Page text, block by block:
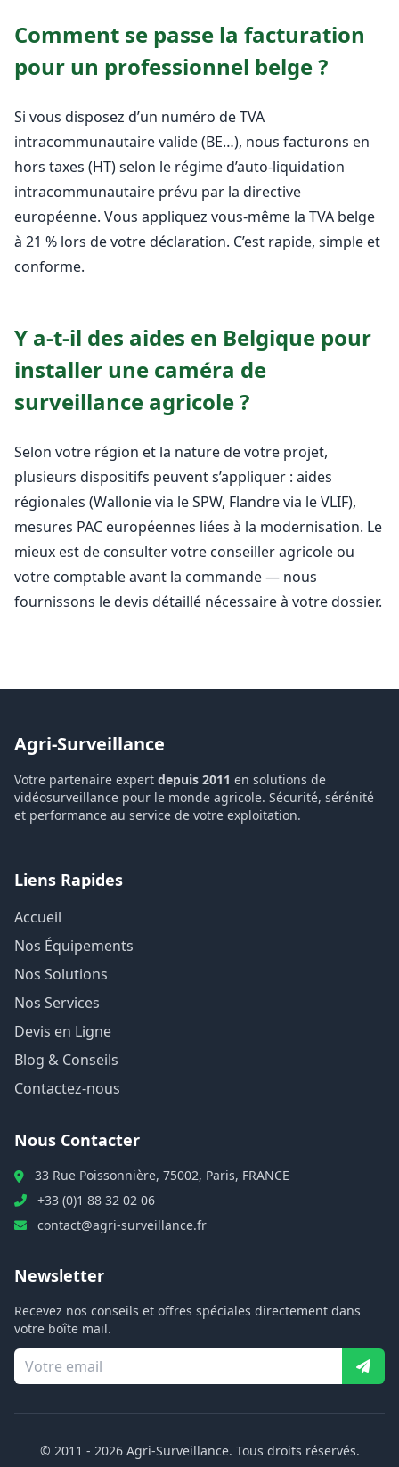
Comment se passe la facturation
pour un professionnel belge ?
Si vous disposez d’un numéro de TVA
intracommunautaire valide (BE…), nous facturons en
hors taxes (HT) selon le régime d’auto-liquidation
intracommunautaire prévu par la directive
européenne. Vous appliquez vous-même la TVA belge
à 21 % lors de votre déclaration. C’est rapide, simple et
conforme.
Y a-t-il des aides en Belgique pour
installer une caméra de
surveillance agricole ?
Selon votre région et la nature de votre projet,
plusieurs dispositifs peuvent s’appliquer : aides
régionales (Wallonie via le SPW, Flandre via le VLIF),
mesures PAC européennes liées à la modernisation. Le
mieux est de consulter votre conseiller agricole ou
votre comptable avant la commande — nous
fournissons le devis détaillé nécessaire à votre dossier.
Agri-Surveillance
Votre partenaire expert depuis 2011 en solutions de
vidéosurveillance pour le monde agricole. Sécurité, sérénité
et performance au service de votre exploitation.
Liens Rapides
Accueil
Nos Équipements
Nos Solutions
Nos Services
Devis en Ligne
Blog & Conseils
Contactez-nous
Nous Contacter
33 Rue Poissonnière, 75002, Paris, FRANCE
+33 (0)1 88 32 02 06
contact@agri-surveillance.fr
Newsletter
Recevez nos conseils et offres spéciales directement dans
votre boîte mail.
© 2011 - 2026Agri-Surveillance. Tous droits réservés.